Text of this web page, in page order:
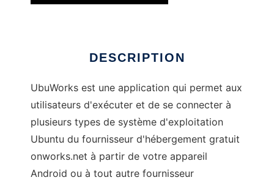
DESCRIPTION
UbuWorks est une application qui permet aux
utilisateurs d'exécuter et de se connecter à
plusieurs types de système d'exploitation
Ubuntu du fournisseur d'hébergement gratuit
onworks.net à partir de votre appareil
Android ou à tout autre fournisseur